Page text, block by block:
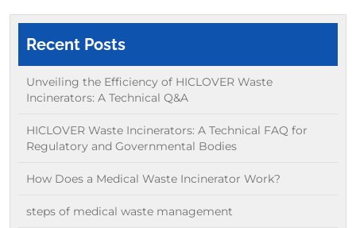
Recent Posts
Unveiling the Efficiency of HICLOVER Waste
Incinerators: A Technical Q&A
HICLOVER Waste Incinerators: A Technical FAQ for
Regulatory and Governmental Bodies
How Does a Medical Waste Incinerator Work?
steps of medical waste management